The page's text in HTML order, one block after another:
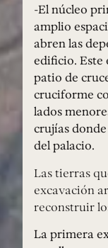
-El núcleo
amplio
abren las
edificio. Este
patio de
cruciforme
lados
crujías
del palacio.
Las tierras
excavación
reconstruir
La primera